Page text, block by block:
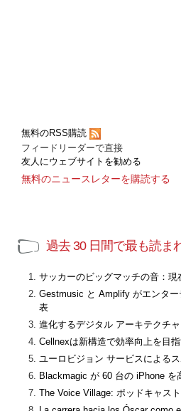
無料のRSS購読
フィードリーダーで直接
友人にウェブサイトを勧める
無料のニュースレターを購読する
過去 30 日間で最も読ま
サッカーのビッグマッチの音：現
Gestmusic と Amplify がエンタ
表
進化するデジタル アーキテクチ
Cellnexは新構造で効率向上を目
ユーロビジョン サービスによる
Blackmagic が 60 台の iPhone を
The Voice Village: ポッドキャス